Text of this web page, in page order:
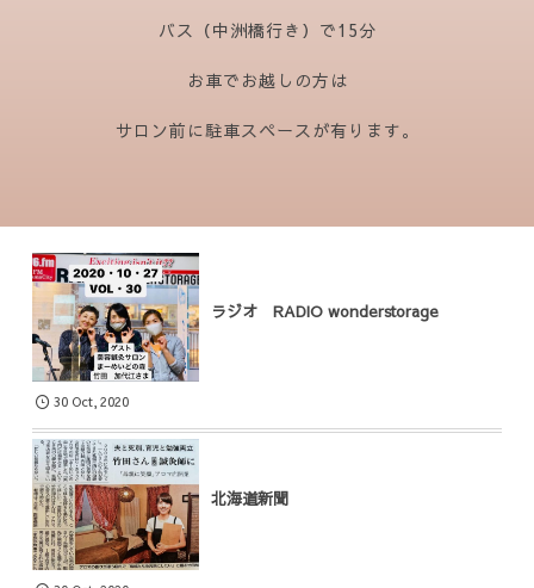
バス（中洲橋行き）で15分
お車でお越しの方は
サロン前に駐車スペースが有ります。
ラジオ RADIO wonderstorage
30 Oct,2020
北海道新聞